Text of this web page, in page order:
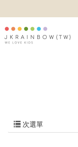
次選單